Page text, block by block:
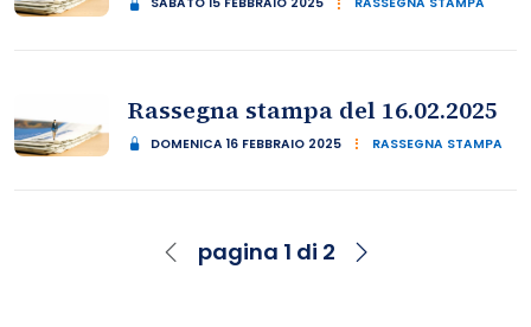
Rassegna stampa del 16.02.2025
DOMENICA 16 FEBBRAIO 2025 RASSEGNA STAMPA
pagina 1 di 2